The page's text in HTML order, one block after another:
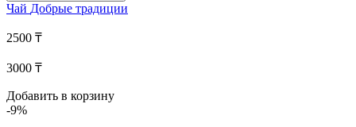
Чай Добрые традиции
2500 ₸
3000 ₸
Добавить в корзину
-9%